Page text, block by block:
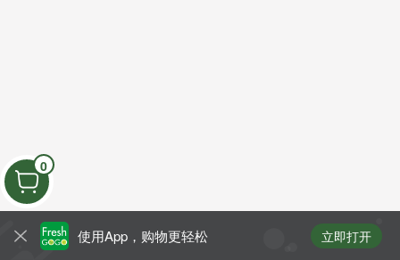
0
使用App，购物更轻松 立即打开